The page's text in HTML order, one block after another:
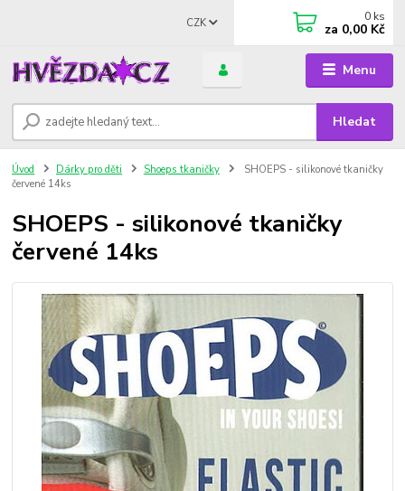
Menu
CZK
Hledat
0 ks
za 0,00 Kč
Úvod Dárky pro děti Shoeps tkaničky
SHOEPS - silikonové tkaničky
červené 14ks
SHOEPS - silikonové tkaničky
červené 14ks